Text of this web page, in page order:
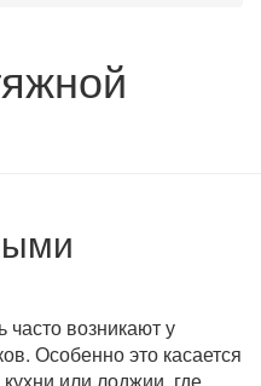
возникают у
Особенно это касается